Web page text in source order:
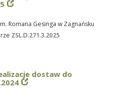
Romana Gesinga w Zagnańsku
ZSL.D.271.3.2025
dostaw do